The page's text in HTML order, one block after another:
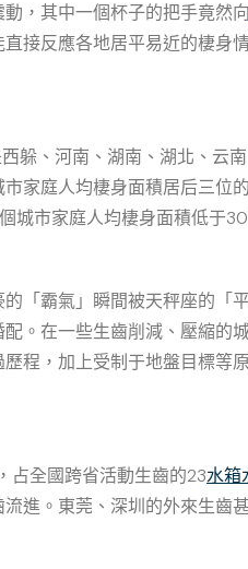
，其中一個杯子的把手竟然向
直接反應各地居平易近的棲身
、河南、湖南、湖北、云
家庭人均棲身面積居后三位
城市家庭人均棲身面積低于
霸氣」瞬間被天秤座的「
。在一些生齒削減、壓縮的
程，加上受制于地盤目標等
全國跨省活動生齒的23水箱
進。東莞、深圳的外來生齒